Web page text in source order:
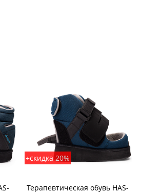
+скидка 20%
Терапевтическая обувь HAS-